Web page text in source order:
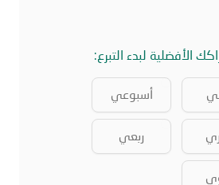
الأفضلية لبدء التبرع:
أسبوعي
ربعي